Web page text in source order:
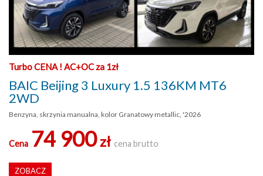
Turbo CENA ! AC+OC za 1zł
BAIC Beijing 3 Luxury 1.5 136KM MT6
2WD
Benzyna, skrzynia manualna, kolor Granatowy metallic, '2026
Cena 74 900zł cena brutto
ZOBACZ